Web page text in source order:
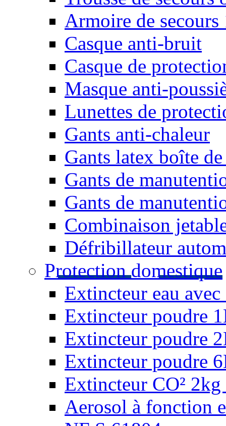
Armoire de secours
Casque anti-bruit
Casque de
Masque anti-
Lunettes de
Gants anti-chaleur
Gants latex boîte
Gants de
Gants de
Combinaison
Défribillateur
Protection domestique
Extincteur eau
Extincteur poudre
Extincteur poudre
Extincteur poudre
Extincteur CO²
Aerosol à fonction